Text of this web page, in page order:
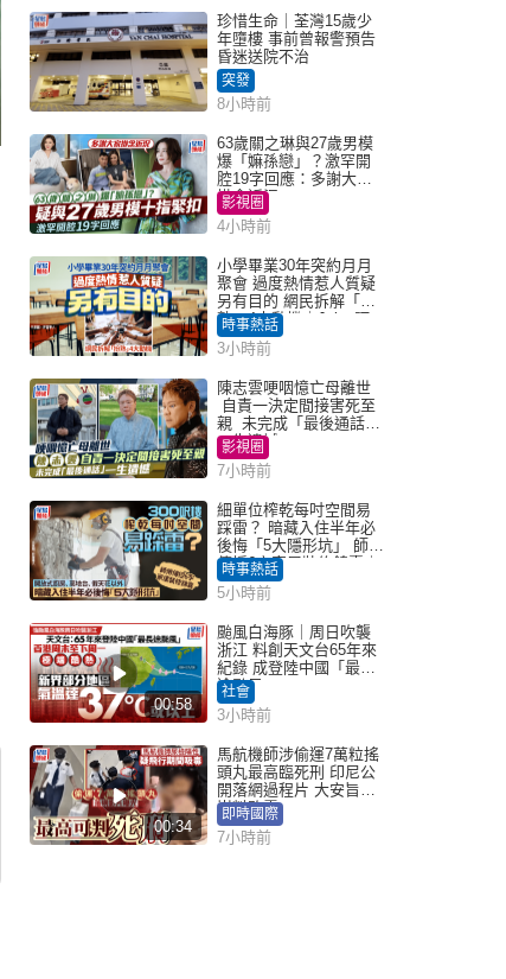
珍惜生命｜荃灣15歲少
年墮樓 事前曾報警預告
昏迷送院不治
突發
8小時前
63歲關之琳與27歲男模
爆「嫲孫戀」？激罕開
腔19字回應：多謝大家
掛念近況
影視圈
4小時前
小學畢業30年突約月月
聚會 過度熱情惹人質疑
另有目的 網民拆解「扮
熟」4大動機｜Juicy叮
時事熱話
3小時前
陳志雲哽咽憶亡母離世
自責一決定間接害死至
親 未完成「最後通話」
一生遺憾
影視圈
7小時前
細單位榨乾每吋空間易
踩雷？ 暗藏入住半年必
後悔「5大隱形坑」 師傅
傳授6字家居裝修錦囊｜
Juicy叮
時事熱話
5小時前
00:58
颱風白海豚｜周日吹襲
浙江 料創天文台65年來
紀錄 成登陸中國「最長
途颱風」
社會
3小時前
00:34
馬航機師涉偷運7萬粒搖
頭丸最高臨死刑 印尼公
開落網過程片 大安旨意
豈料敗露
即時國際
7小時前